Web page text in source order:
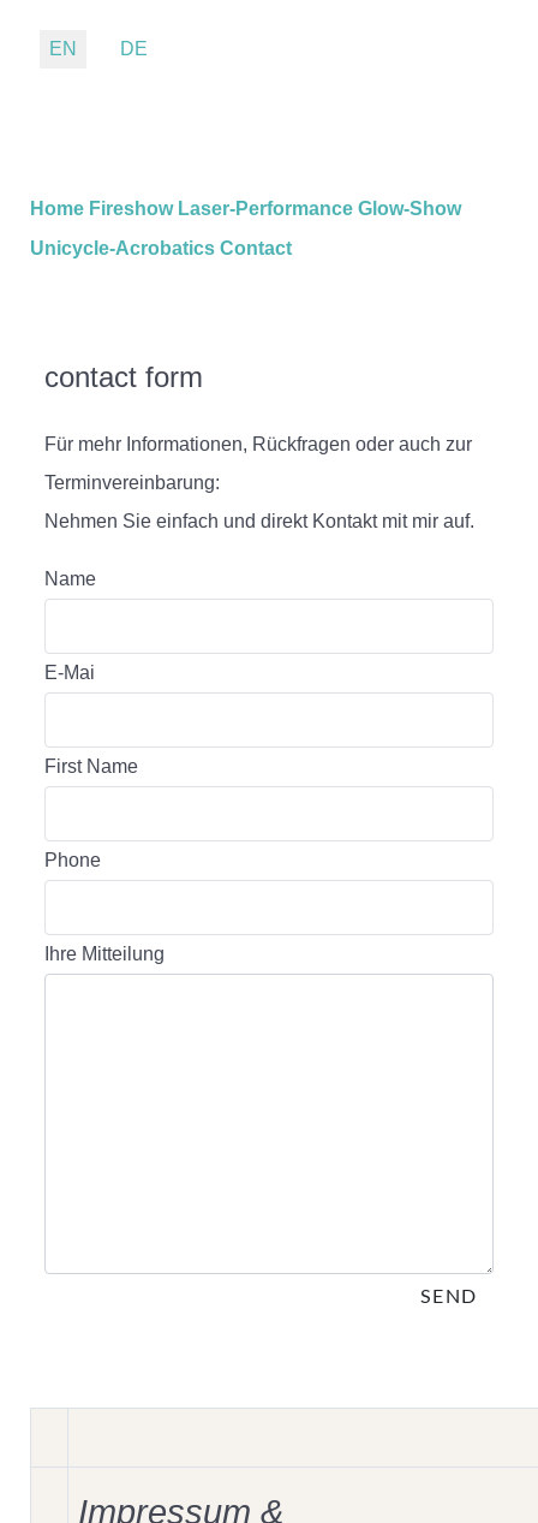
Select your language
EN DE
Home Fireshow Laser-Performance Glow-Show
Unicycle-Acrobatics Contact
contact form
Für mehr Informationen, Rückfragen oder auch zur
Terminvereinbarung:
Nehmen Sie einfach und direkt Kontakt mit mir auf.
Name
E-Mai
First Name
Phone
Ihre Mitteilung
SEND
Impressum &